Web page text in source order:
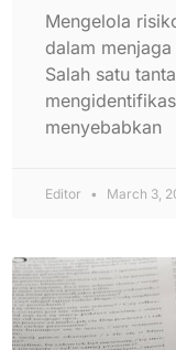
Mengelola
dalam
Salah satu
menyebabkan
Editor March 3,